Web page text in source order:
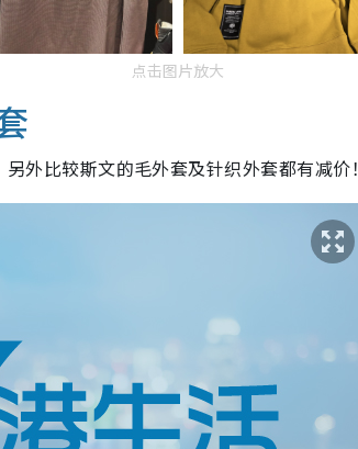
点击图片放大
外比较斯文的毛外套及针织外套都有减价！